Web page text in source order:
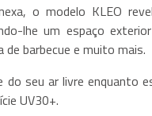
o modelo KLEO
lhe um espaço
de barbecue e muito mais.
do seu ar livre enquanto
UV30+.